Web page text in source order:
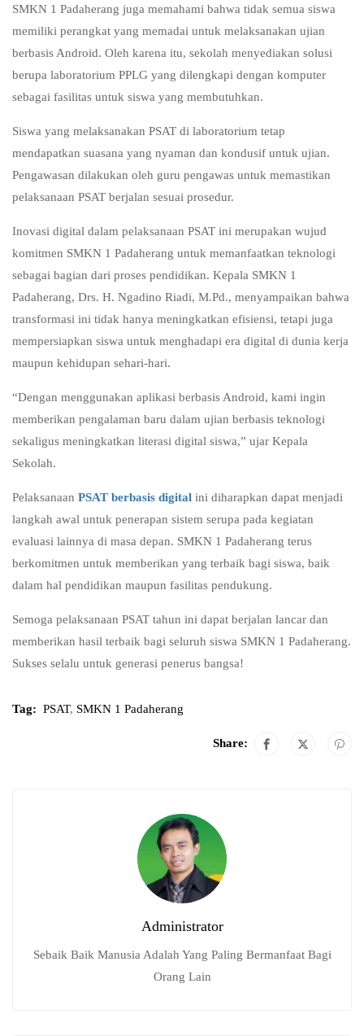
SMKN 1 Padaherang juga memahami bahwa tidak semua siswa
memiliki perangkat yang memadai untuk melaksanakan ujian
berbasis Android. Oleh karena itu, sekolah menyediakan solusi
berupa laboratorium PPLG yang dilengkapi dengan komputer
sebagai fasilitas untuk siswa yang membutuhkan.
Siswa yang melaksanakan PSAT di laboratorium tetap
mendapatkan suasana yang nyaman dan kondusif untuk ujian.
Pengawasan dilakukan oleh guru pengawas untuk memastikan
pelaksanaan PSAT berjalan sesuai prosedur.
Inovasi digital dalam pelaksanaan PSAT ini merupakan wujud
komitmen SMKN 1 Padaherang untuk memanfaatkan teknologi
sebagai bagian dari proses pendidikan. Kepala SMKN 1
Padaherang, Drs. H. Ngadino Riadi, M.Pd., menyampaikan bahwa
transformasi ini tidak hanya meningkatkan efisiensi, tetapi juga
mempersiapkan siswa untuk menghadapi era digital di dunia kerja
maupun kehidupan sehari-hari.
“Dengan menggunakan aplikasi berbasis Android, kami ingin
memberikan pengalaman baru dalam ujian berbasis teknologi
sekaligus meningkatkan literasi digital siswa,” ujar Kepala
Sekolah.
Pelaksanaan PSAT berbasis digital ini diharapkan dapat menjadi
langkah awal untuk penerapan sistem serupa pada kegiatan
evaluasi lainnya di masa depan. SMKN 1 Padaherang terus
berkomitmen untuk memberikan yang terbaik bagi siswa, baik
dalam hal pendidikan maupun fasilitas pendukung.
Semoga pelaksanaan PSAT tahun ini dapat berjalan lancar dan
memberikan hasil terbaik bagi seluruh siswa SMKN 1 Padaherang.
Sukses selalu untuk generasi penerus bangsa!
Tag: PSAT, SMKN 1 Padaherang
Share:
Administrator
Sebaik Baik Manusia Adalah Yang Paling Bermanfaat Bagi
Orang Lain